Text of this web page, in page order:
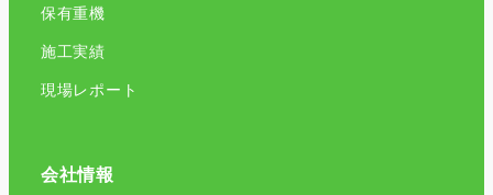
保有重機
施工実績
現場レポート
会社情報